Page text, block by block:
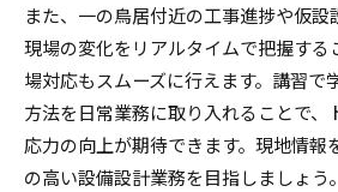
また、一の鳥居付近の工事進捗や仮設
現場の変化をリアルタイムで把握する
場対応もスムーズに行えます。講習で
方法を日常業務に取り入れることで、
応力の向上が期待できます。現地情報
の高い設備設計業務を目指しましょう。